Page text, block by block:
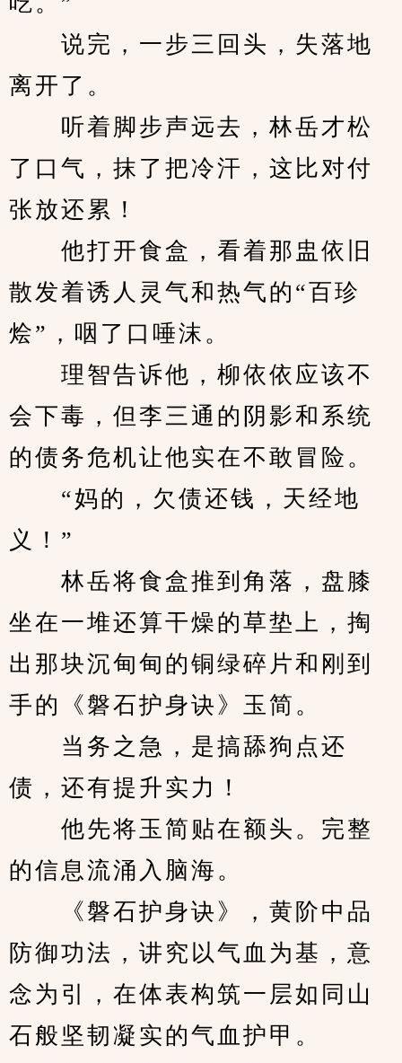
说完，一步三回头，失落地
离开了。
听着脚步声远去，林岳才松
了口气，抹了把冷汗，这比对付
张放还累！
他打开食盒，看着那盅依旧
散发着诱人灵气和热气的“百珍
烩”，咽了口唾沫。
理智告诉他，柳依依应该不
会下毒，但李三通的阴影和系统
的债务危机让他实在不敢冒险。
“妈的，欠债还钱，天经地
义！”
林岳将食盒推到角落，盘膝
坐在一堆还算干燥的草垫上，掏
出那块沉甸甸的铜绿碎片和刚到
手的《磐石护身诀》玉简。
当务之急，是搞舔狗点还
债，还有提升实力！
他先将玉简贴在额头。完整
的信息流涌入脑海。
《磐石护身诀》，黄阶中品
防御功法，讲究以气血为基，意
念为引，在体表构筑一层如同山
石般坚韧凝实的气血护甲。